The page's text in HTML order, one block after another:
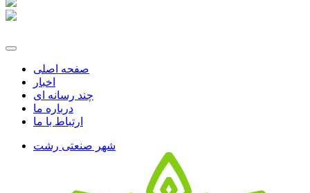
صفحه اصلی
اخبار
چند رسانه ای
درباره ما
ارتباط با ما
شهر صنعتی رشت